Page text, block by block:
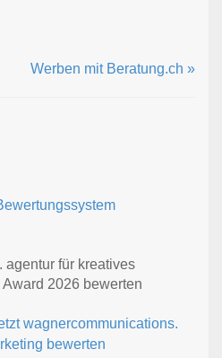
Werben mit Beratung.ch »
für kreatives
2026 bewerten
wagnercommunications.
bewerten